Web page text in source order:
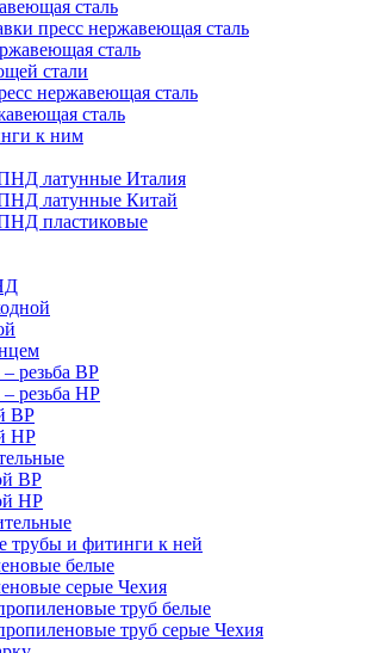
сталь
пресс нержавеющая сталь
сталь
стали
нержавеющая сталь
сталь
к ним
латунные Италия
латунные Китай
пластиковые
резьба ВР
резьба НР
ВР
НР
ВР
НР
трубы и фитинги к ней
белые
серые Чехия
труб белые
труб серые Чехия